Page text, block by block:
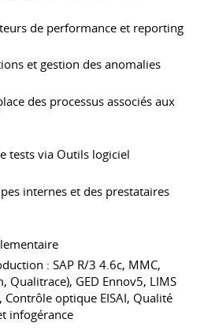
de performance et reporting
et gestion des anomalies
des processus associés aux
tests via Outils logiciel
internes et des prestataires
: SAP R/3 4.6c, MMC,
Qualitrace), GED Ennov5, LIMS
Contrôle optique EISAI, Qualité
infogérance